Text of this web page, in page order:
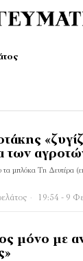
των
τα μπλόκα Τη Δευτέρα
19:54 - 9
μόνο με